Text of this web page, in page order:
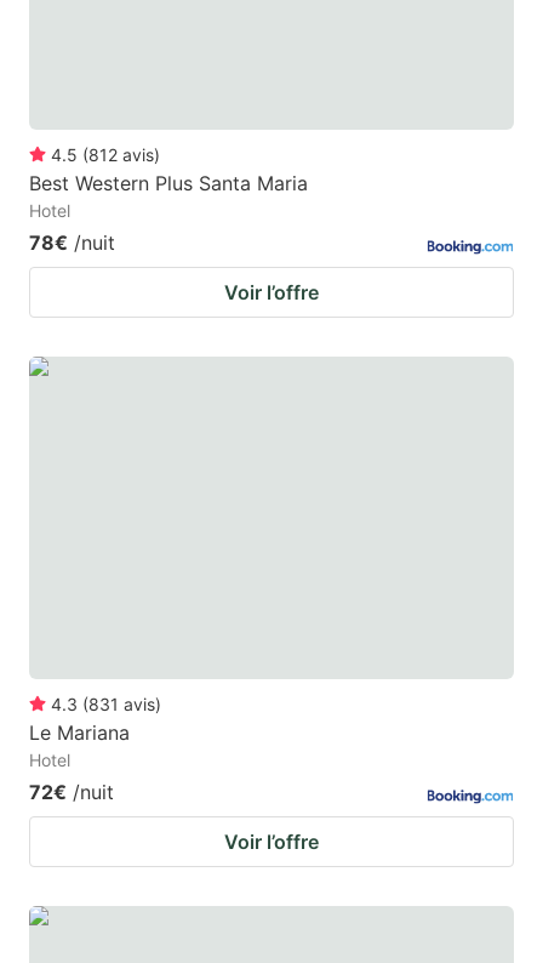
keyboard
shortcuts
for
changing
dates.
keyboard
dates.
4.5 (812 avis)
Best Western Plus Santa Maria
Hotel
78€ /nuit
Voir l’offre
4.3 (831 avis)
Le Mariana
Hotel
72€ /nuit
Voir l’offre